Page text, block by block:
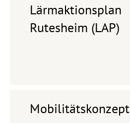
Lärmaktionsplan
Rutesheim (LAP)
Mobilitätskonzept